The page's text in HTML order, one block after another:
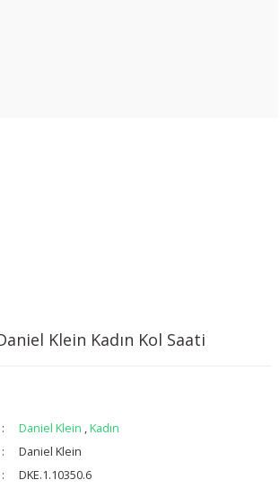
Klein Kadın Kol Saati
Daniel Klein ,Kadın
Daniel Klein
DKE.1.10350.6